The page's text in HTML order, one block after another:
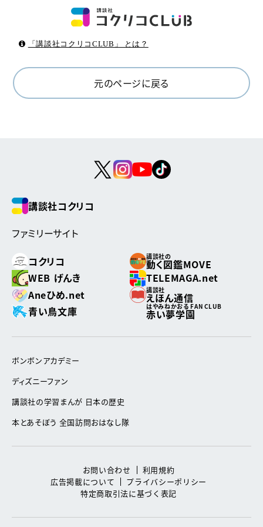
「講談社コクリコCLUB」 とは？
元のページに戻る
講談社コクリコ
ファミリーサイト
コクリコ
講談社の
動く図鑑MOVE
WEB げんき
TELEMAGA.net
Aneひめ.net
講談社
えほん通信
青い鳥文庫
はやみねかおる FAN CLUB
赤い夢学園
ボンボンアカデミー
ディズニーファン
講談社の学習まんが 日本の歴史
本とあそぼう 全国訪問おはなし隊
お問い合わせ
利用規約
広告掲載について
プライバシーポリシー
特定商取引法に基づく表記